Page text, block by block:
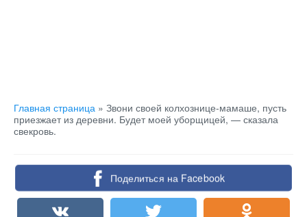
Главная страница » Звони своей колхознице-мамаше, пусть
приезжает из деревни. Будет моей уборщицей, — сказала
свекровь.
Поделиться на Facebook